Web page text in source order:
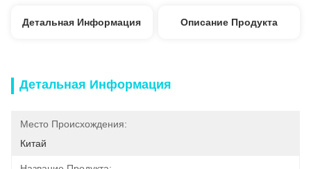
Детальная Информация Описание Продукта
Детальная Информация
Место Происхождения:
Китай